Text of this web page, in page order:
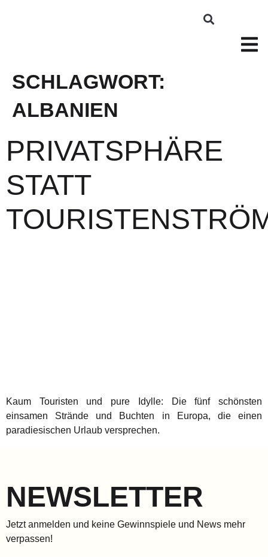
SCHLAGWORT:
ALBANIEN
PRIVATSPHÄRE
STATT
Kaum Touristen und pure Idylle: Die fünf schönsten
einsamen Strände und Buchten in Europa, die einen
paradiesischen Urlaub versprechen.
NEWSLETTER
Jetzt anmelden und keine Gewinnspiele und News mehr
verpassen!